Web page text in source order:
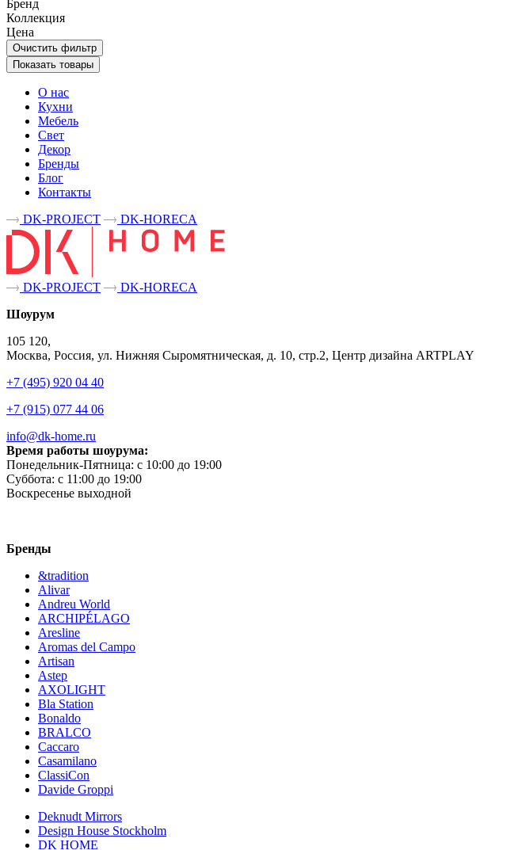
Бренд
Коллекция
Цена
Очистить фильтр
Показать товары
О нас
Кухни
Мебель
Свет
Декор
Бренды
Блог
Контакты
DK-PROJECT
DK-HORECA
DK-PROJECT
DK-HORECA
Шоурум
105 120,
Москва, Россия, ул. Нижняя Сыромятническая, д. 10, стр.2, Центр дизайна ARTPLAY
+7 (495) 920 04 40
+7 (915) 077 44 06
info@dk-home.ru
Время работы шоурума:
Понедельник-Пятница: c 10:00 до 19:00
Суббота: c 11:00 до 19:00
Воскресенье выходной
Бренды
&tradition
Alivar
Andreu World
ARCHIPÉLAGO
Aresline
Aromas del Campo
Artisan
Astep
AXOLIGHT
Bla Station
Bonaldo
BRALCO
Caccaro
Casamilano
ClassiCon
Davide Groppi
Deknudt Mirrors
Design House Stockholm
DK HOME